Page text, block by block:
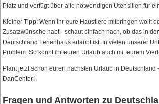
Platz und verfügt über alle notwendigen Utensilien für
Kleiner Tipp: Wenn ihr eure Haustiere mitbringen wollt
Zusatzwünsche habt - schaut einfach nach, ob das in
Deutschland Ferienhaus erlaubt ist. In vielen unserer
Problem. So könnt ihr euren Urlaub auch mit eurem
Plant jetzt schon euren nächsten Urlaub in Deutschland
DanCenter!
Fragen und Antworten zu